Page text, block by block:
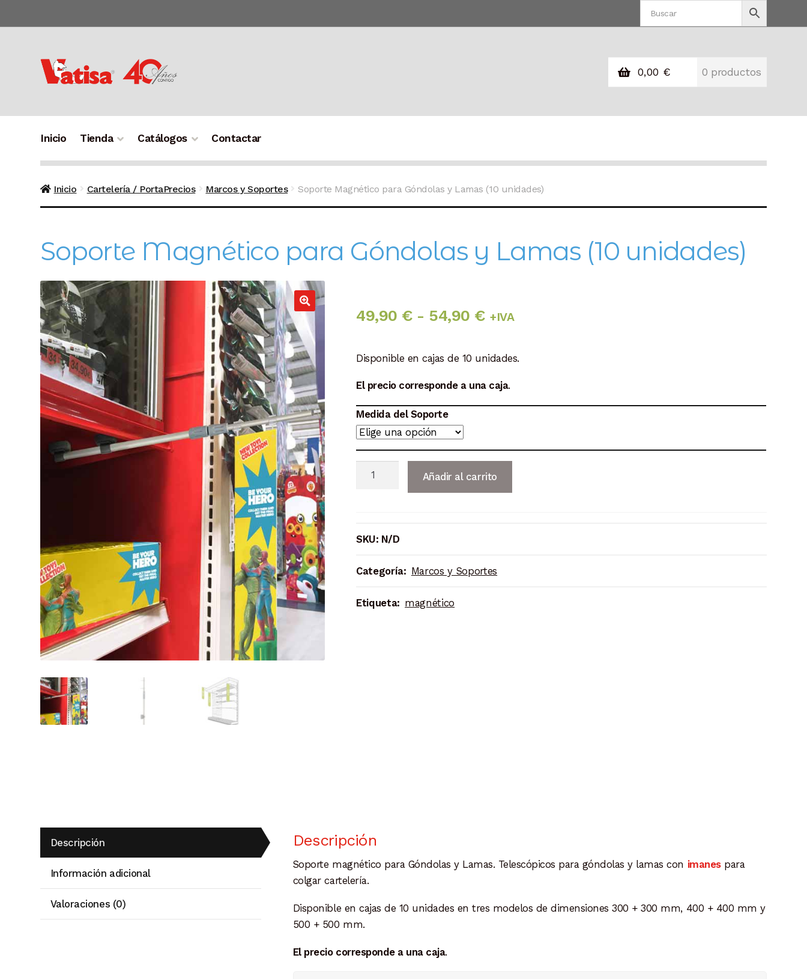
a
navegación
al
0,00 € 0 productos
Inicio Tienda Catálogos Contactar
Inicio Cartelería / PortaPrecios Marcos y Soportes Soporte Magnético para Góndolas y Lamas (10 unidades)
Soporte Magnético para Góndolas y Lamas (10 unidades)
49,90 € - 54,90 €Rango
precios:
desde
54,90 €
+IVA
Disponible en cajas de 10 unidades.
El precio corresponde a una caja.
Medida del Soporte
y
(10
cantidad
Añadir al carrito
SKU: N/D
Categoría: Marcos y Soportes
Etiqueta: magnético
Descripción
Información adicional
Valoraciones (0)
Descripción
Soporte magnético para Góndolas y Lamas. Telescópicos para góndolas y lamas con imanespara
colgar cartelería.
Disponible en cajas de 10 unidades en tres modelos de dimensiones 300 + 300 mm, 400 + 400 mm y
500 + 500 mm.
El precio corresponde a una caja.